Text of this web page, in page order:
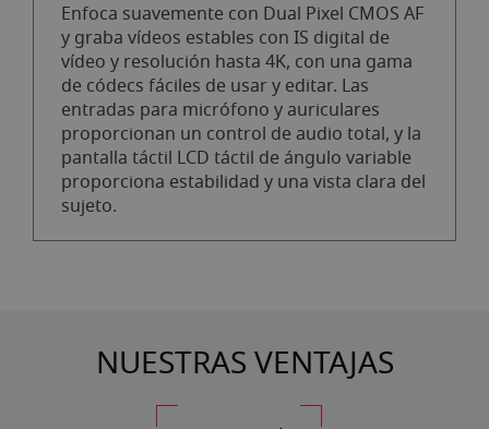
Enfoca suavemente con Dual Pixel CMOS AF
y graba vídeos estables con IS digital de
vídeo y resolución hasta 4K, con una gama
de códecs fáciles de usar y editar. Las
entradas para micrófono y auriculares
proporcionan un control de audio total, y la
pantalla táctil LCD táctil de ángulo variable
proporciona estabilidad y una vista clara del
sujeto.
NUESTRAS VENTAJAS